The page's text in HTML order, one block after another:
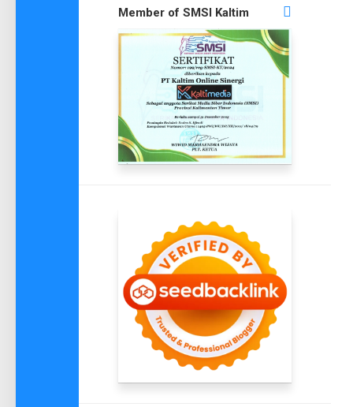
Member of SMSI Kaltim